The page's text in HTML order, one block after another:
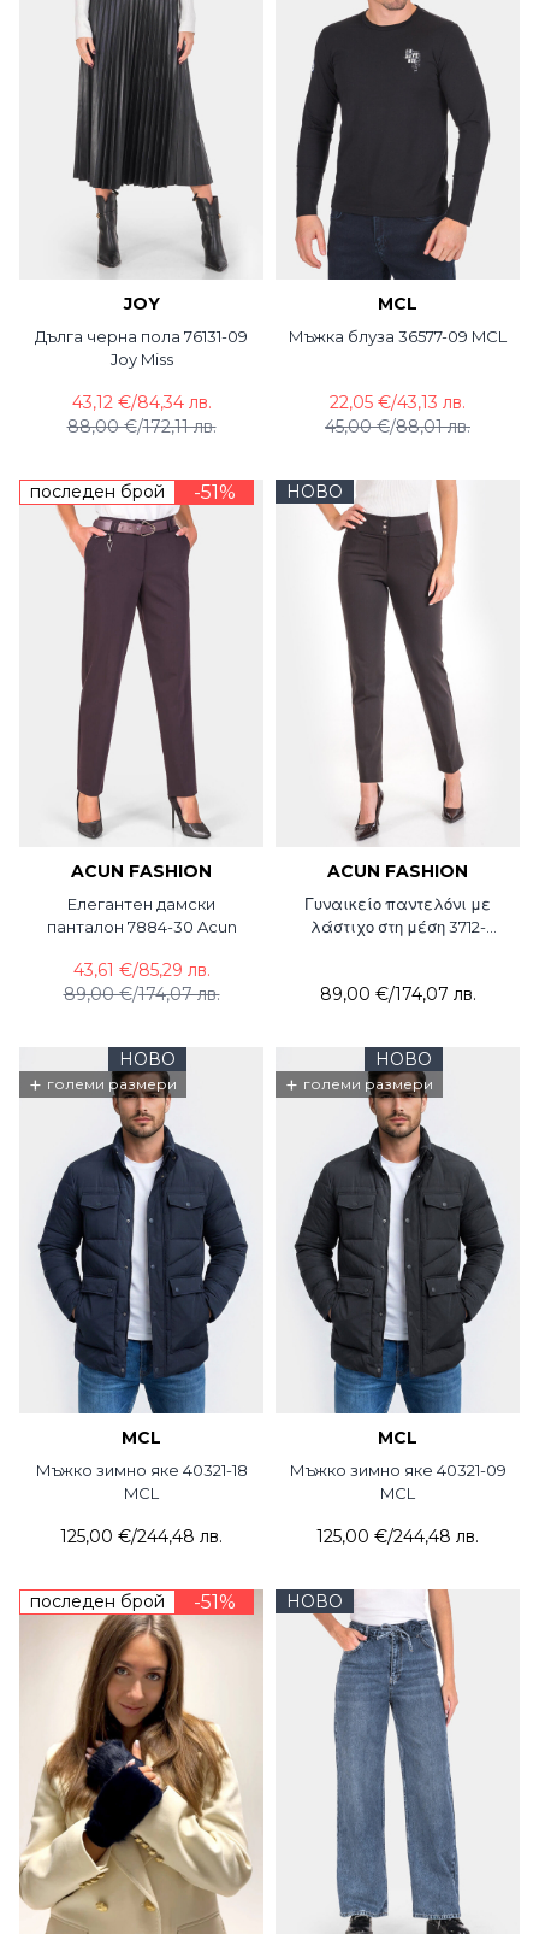
JOY
Дълга черна пола 76131-09
Joy Miss
88,00 €/172,11 лв.
43,12 €/84,34 лв.
MCL
Мъжка блуза 36577-09 MCL
45,00 €/88,01 лв.
22,05 €/43,13 лв.
последен брой -51%
ACUN FASHION
Елегантен дамски
панталон 7884-30 Acun
89,00 €/174,07 лв.
43,61 €/85,29 лв.
НОВО
ACUN FASHION
Γυναικείο παντελόνι με
λάστιχο στη μέση 3712-
89,00 €/174,07 лв.
НОВО
+ големи размери
MCL
Мъжко зимно яке 40321-18
MCL
125,00 €/244,48 лв.
НОВО
+ големи размери
MCL
Мъжко зимно яке 40321-09
MCL
125,00 €/244,48 лв.
последен брой -51% НОВО